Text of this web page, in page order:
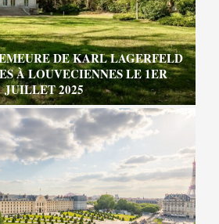
DE KARL LAGERFELD
À LOUVECIENNES LE 1ER
JUILLET 2025